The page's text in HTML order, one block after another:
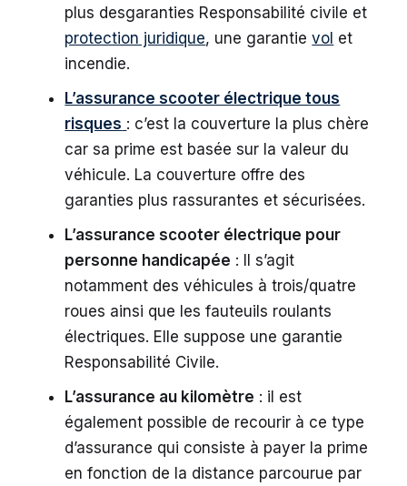
plus desgaranties Responsabilité civile et
protection juridique, une garantievol et
incendie.
L’assurance scooter électrique tous
risques : c’est la couverture la plus chère
car sa prime est basée sur la valeur du
véhicule. La couverture offre des
garanties plus rassurantes et sécurisées.
L’assurance scooter électrique pour
personne handicapée : Il s’agit
notamment des véhicules à trois/quatre
roues ainsi que les fauteuils roulants
électriques. Elle suppose une garantie
Responsabilité Civile.
L’assurance au kilomètre : il est
également possible de recourir à ce type
d’assurance qui consiste à payer la prime
en fonction de la distance parcourue par